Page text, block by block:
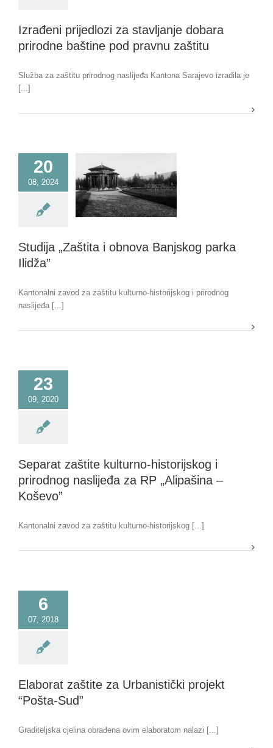
Izrađeni prijedlozi za stavljanje dobara
prirodne baštine pod pravnu zaštitu
Služba za zaštitu prirodnog naslijeđa Kantona Sarajevo izradila je
[...]
20
08, 2024
Studija „Zaštita i obnova Banjskog parka
Ilidža”
Kantonalni zavod za zaštitu kulturno-historijskog i prirodnog
naslijeđa [...]
23
09, 2020
Separat zaštite kulturno-historijskog i
prirodnog naslijeđa za RP „Alipašina –
Koševo”
Kantonalni zavod za zaštitu kulturno-historijskog [...]
6
07, 2018
Elaborat zaštite za Urbanistički projekt
“Pošta-Sud”
Graditeljska cjelina obrađena ovim elaboratom nalazi [...]